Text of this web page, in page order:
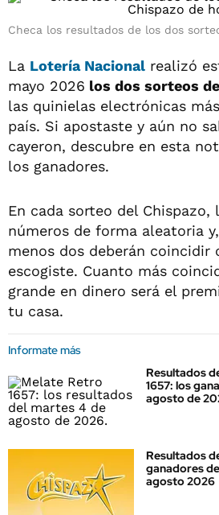
Checa los resultados de los dos
La Lotería Nacional realizó
mayo 2026 los dos sorteos
las quinielas electrónicas
país. Si apostaste y aún no
cayeron, descubre en esta
los ganadores.
En cada sorteo del
números de forma aleatoria
menos dos deberán coincidir
escogiste. Cuanto más
grande en dinero será el
tu casa.
Informate más
Resultados
1657: los
agosto de
Resultados
ganadores
agosto 2026